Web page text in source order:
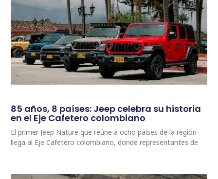
85 años, 8 países: Jeep celebra su historia
en el Eje Cafetero colombiano
El primer Jeep Nature que reúne a ocho países de la región
llega al Eje Cafetero colombiano, donde representantes de